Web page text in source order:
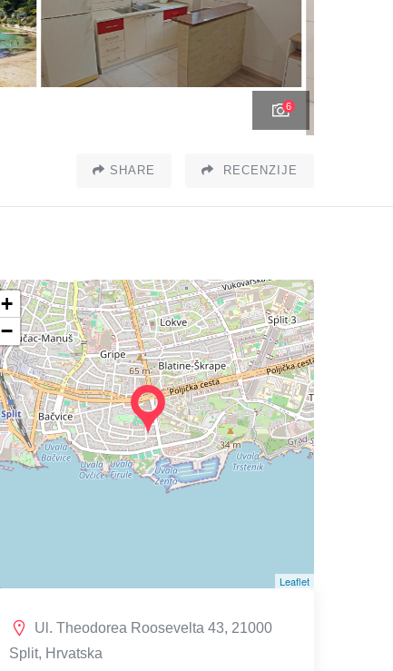
6
SHARE RECENZIJE
+
−
Leaflet
Ul. Theodorea Roosevelta 43, 21000
Split, Hrvatska